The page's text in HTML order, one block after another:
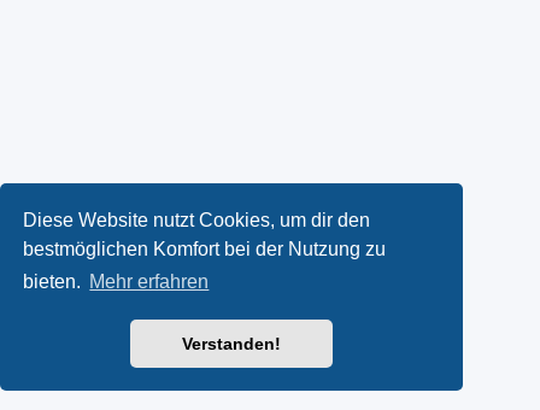
Diese Website nutzt Cookies, um dir den
bestmöglichen Komfort bei der Nutzung zu
bieten. Mehr erfahren
Verstanden!